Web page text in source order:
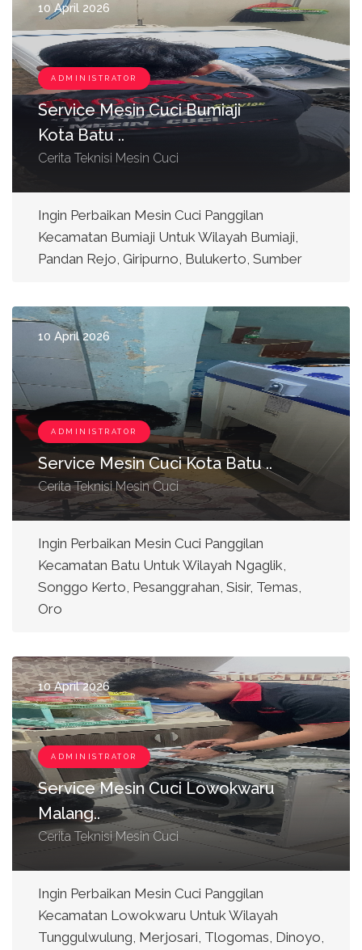
10 April 2026
ADMINISTRATOR
Service Mesin Cuci Bumiaji
Kota Batu ..
Cerita Teknisi Mesin Cuci
Ingin Perbaikan Mesin Cuci Panggilan
Kecamatan Bumiaji Untuk Wilayah Bumiaji,
Pandan Rejo, Giripurno, Bulukerto, Sumber
10 April 2026
ADMINISTRATOR
Service Mesin Cuci Kota Batu ..
Cerita Teknisi Mesin Cuci
Ingin Perbaikan Mesin Cuci Panggilan
Kecamatan Batu Untuk Wilayah Ngaglik,
Songgo Kerto, Pesanggrahan, Sisir, Temas,
Oro
10 April 2026
ADMINISTRATOR
Service Mesin Cuci Lowokwaru
Malang..
Cerita Teknisi Mesin Cuci
Ingin Perbaikan Mesin Cuci Panggilan
Kecamatan Lowokwaru Untuk Wilayah
Tunggulwulung, Merjosari, Tlogomas, Dinoyo,